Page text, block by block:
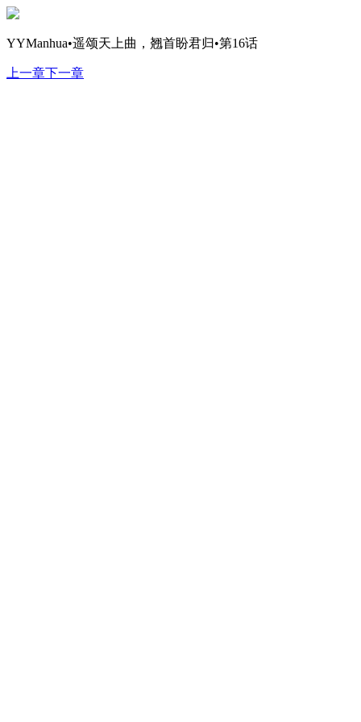
YYManhua•遥颂天上曲，翘首盼君归•第16话
上一章下一章